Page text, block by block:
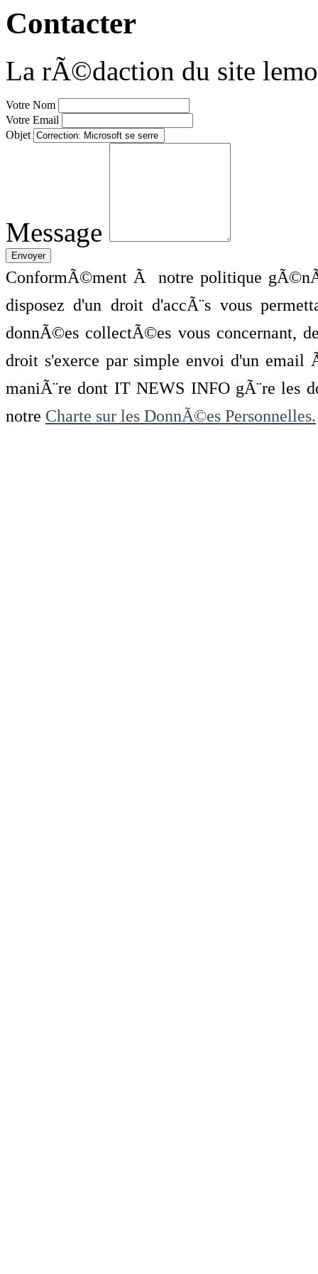
Contacter
La rÃ©daction du site
Votre Nom
Votre Email
Objet
Message
ConformÃ©ment Ã notre politique
disposez d'un droit d'accÃ¨s vous
donnÃ©es collectÃ©es vous concernant,
droit s'exerce par simple envoi d'un
maniÃ¨re dont IT NEWS INFO gÃ¨re les
notre Charte sur les DonnÃ©es Personnelles.